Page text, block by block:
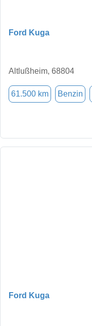
Ford Kuga
Altlußheim, 68804
61.500 km Benzin
Ford Kuga